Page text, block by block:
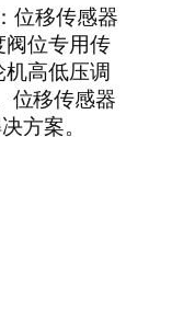
位移传感器
阀位专用传
机高低压调
位移传感器
方案。